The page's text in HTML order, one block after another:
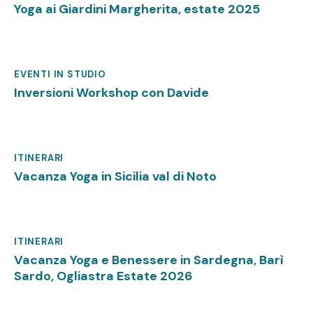
Yoga ai Giardini Margherita, estate 2025
EVENTI IN STUDIO
Inversioni Workshop con Davide
ITINERARI
Vacanza Yoga in Sicilia val di Noto
ITINERARI
Vacanza Yoga e Benessere in Sardegna, Barì
Sardo, Ogliastra Estate 2026